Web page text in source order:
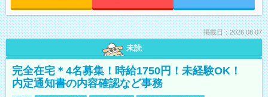
掲載日：2026.08.07
未読
完全在宅＊4名募集！時給1750円！未経験OK！
内定通知書の内容確認など事務